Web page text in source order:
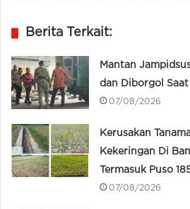
Berita Terkait:
Mantan
dan Diborgol
07/08/2026
Kerusakan
Kekeringan Di
Termasuk Puso
07/08/2026